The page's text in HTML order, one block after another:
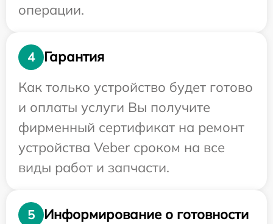
операции.
4
Гарантия
Как только устройство будет готово
и оплаты услуги Вы получите
фирменный сертификат на ремонт
устройства Veber сроком на все
виды работ и запчасти.
5
Информирование о готовности